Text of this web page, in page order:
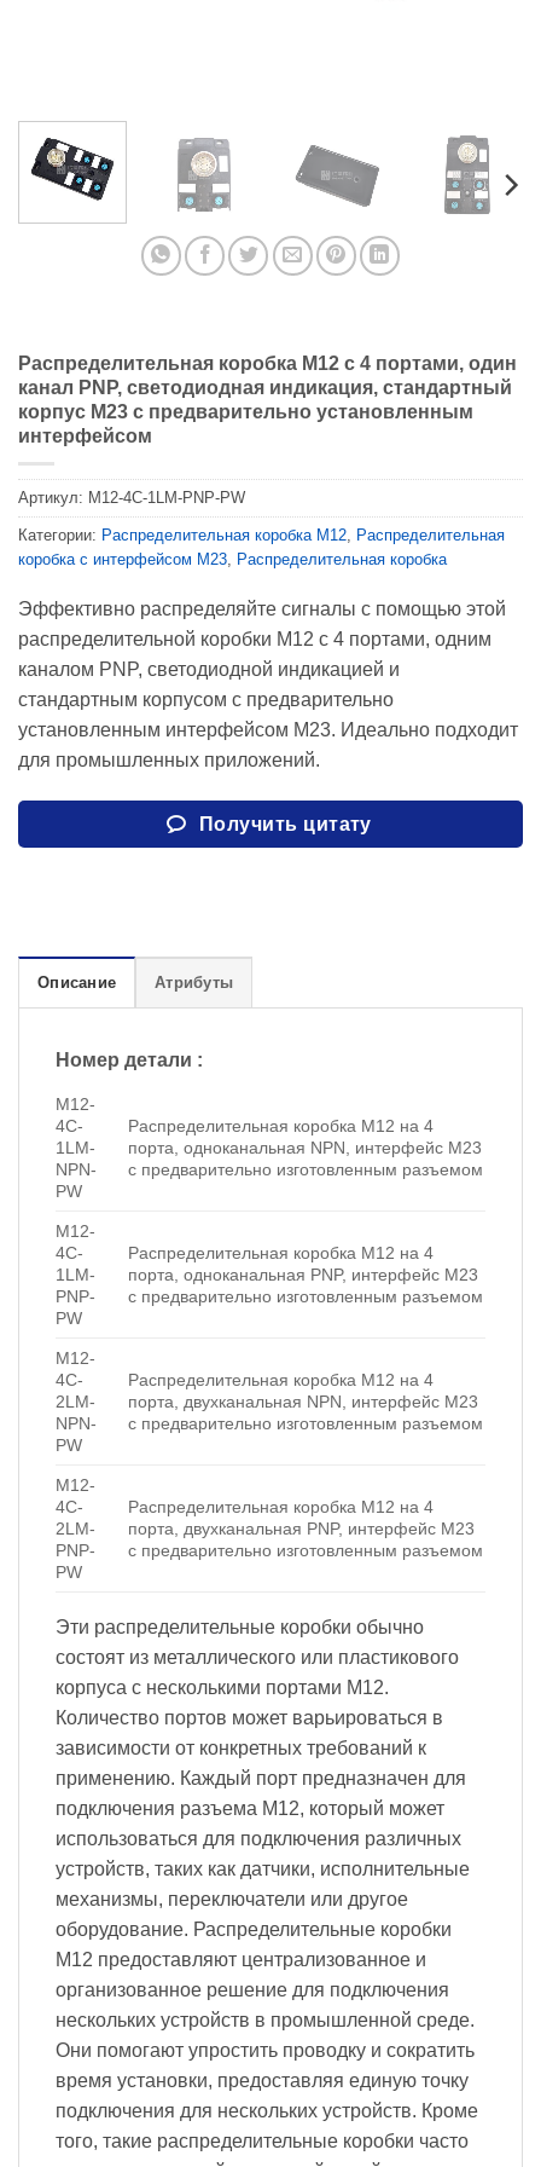
Распределительная коробка M12 с 4 портами, один
канал PNP, светодиодная индикация, стандартный
корпус M23 с предварительно установленным
интерфейсом
Артикул: M12-4C-1LM-PNP-PW
Категории: Распределительная коробка M12, Распределительная
коробка с интерфейсом M23, Распределительная коробка
Эффективно распределяйте сигналы с помощью этой
распределительной коробки M12 с 4 портами, одним
каналом PNP, светодиодной индикацией и
стандартным корпусом с предварительно
установленным интерфейсом M23. Идеально подходит
для промышленных приложений.
Получить цитату
Описание Атрибуты
Номер детали :
M12-
4C-
1LM-
NPN-
PW
Распределительная коробка M12 на 4
порта, одноканальная NPN, интерфейс M23
с предварительно изготовленным разъемом
M12-
4C-
1LM-
PNP-
PW
Распределительная коробка M12 на 4
порта, одноканальная PNP, интерфейс M23
с предварительно изготовленным разъемом
M12-
4C-
2LM-
NPN-
PW
Распределительная коробка M12 на 4
порта, двухканальная NPN, интерфейс M23
с предварительно изготовленным разъемом
M12-
4C-
2LM-
PNP-
PW
Распределительная коробка M12 на 4
порта, двухканальная PNP, интерфейс M23
с предварительно изготовленным разъемом
Эти распределительные коробки обычно
состоят из металлического или пластикового
корпуса с несколькими портами M12.
Количество портов может варьироваться в
зависимости от конкретных требований к
применению. Каждый порт предназначен для
подключения разъема M12, который может
использоваться для подключения различных
устройств, таких как датчики, исполнительные
механизмы, переключатели или другое
оборудование. Распределительные коробки
M12 предоставляют централизованное и
организованное решение для подключения
нескольких устройств в промышленной среде.
Они помогают упростить проводку и сократить
время установки, предоставляя единую точку
подключения для нескольких устройств. Кроме
того, такие распределительные коробки часто